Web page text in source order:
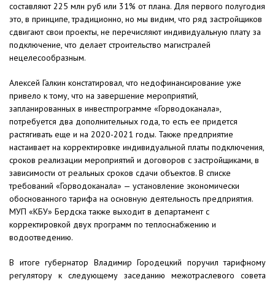
составляют 225 млн руб или 31% от плана. Для первого полугодия
это, в принципе, традиционно, но мы видим, что ряд застройщиков
сдвигают свои проекты, не перечисляют индивидуальную плату за
подключение, что делает строительство магистралей
нецелесообразным.
Алексей Галкин констатировал, что недофинансирование уже
привело к тому, что на завершение мероприятий,
запланированных в инвестпрограмме «Горводоканала»,
потребуется два дополнительных года, то есть ее придется
растягивать еще и на 2020-2021 годы. Также предприятие
настаивает на корректировке индивидуальной платы подключения,
сроков реализации мероприятий и договоров с застройщиками, в
зависимости от реальных сроков сдачи объектов. В списке
требований «Горводоканала» — установление экономически
обоснованного тарифа на основную деятельность предприятия.
МУП «КБУ» Бердска также выходит в департамент с
корректировкой двух программ по теплоснабжению и
водоотведению.
В итоге губернатор Владимир Городецкий поручил тарифному
регулятору к следующему заседанию межотраслевого совета